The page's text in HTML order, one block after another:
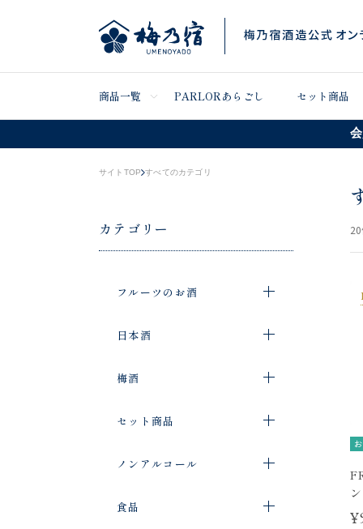
商品一覧 PARLORあらごし セット商品
サイトTOP すべてのカテゴリ
カテゴリー
フルーツのお酒
日本酒
梅酒
セット商品
ノンアルコール
食品
20